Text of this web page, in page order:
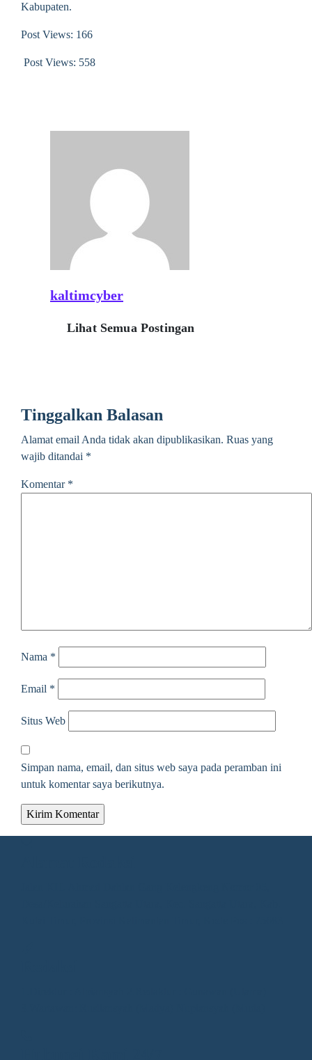
Kabupaten.
Post Views: 166
Post Views: 558
kaltimcyber
Lihat Semua Postingan
Tinggalkan Balasan
Alamat email Anda tidak akan dipublikasikan. Ruas yang
wajib ditandai *
Komentar *
Nama *
Email *
Situs Web
Simpan nama, email, dan situs web saya pada peramban ini
untuk komentar saya berikutnya.